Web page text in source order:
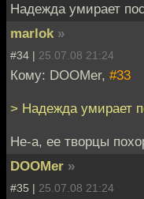
Надежда умирает
marlok »
#34 | 25.07.08 21:24
Кому: DOOMer, #33
> Надежда умирает
Не-а, ее творцы
DOOMer »
#35 | 25.07.08 21:24